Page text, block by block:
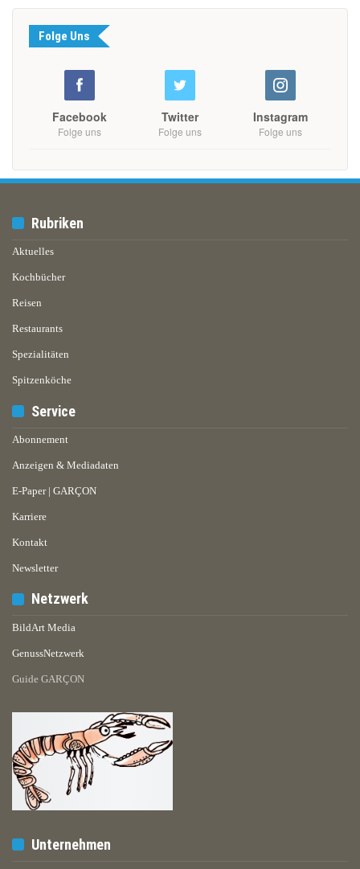
Folge Uns
Facebook
Folge uns
Twitter
Folge uns
Instagram
Folge uns
Rubriken
Aktuelles
Kochbücher
Reisen
Restaurants
Spezialitäten
Spitzenköche
Service
Abonnement
Anzeigen & Mediadaten
E-Paper | GARÇON
Karriere
Kontakt
Newsletter
Netzwerk
BildArt Media
GenussNetzwerk
Guide GARÇON
Unternehmen